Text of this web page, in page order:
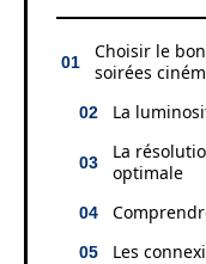
Choisir le
soirées
La
La
optimale
Les